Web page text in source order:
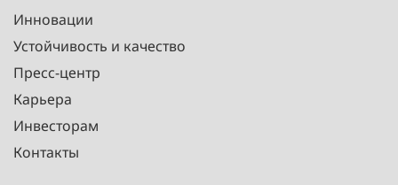
Инновации
Устойчивость и качество
Пресс-центр
Карьера
Инвесторам
Контакты